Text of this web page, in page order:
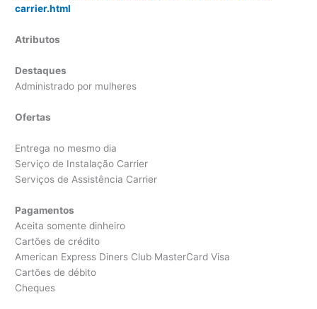
carrier.html
Atributos
Destaques
Administrado por mulheres
Ofertas
Entrega no mesmo dia
Serviço de Instalação Carrier
Serviços de Assistência Carrier
Pagamentos
Aceita somente dinheiro
Cartões de crédito
American Express Diners Club MasterCard Visa
Cartões de débito
Cheques